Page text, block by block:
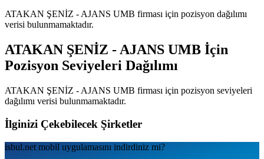
ATAKAN ŞENİZ - AJANS UMB firması için pozisyon dağılımı
verisi bulunmamaktadır.
ATAKAN ŞENİZ - AJANS UMB İçin
Pozisyon Seviyeleri Dağılımı
ATAKAN ŞENİZ - AJANS UMB firması için pozisyon seviyeleri
dağılımı verisi bulunmamaktadır.
İlginizi Çekebilecek Şirketler
isbul.net mobil uygulamаsını indirdiniz mi?